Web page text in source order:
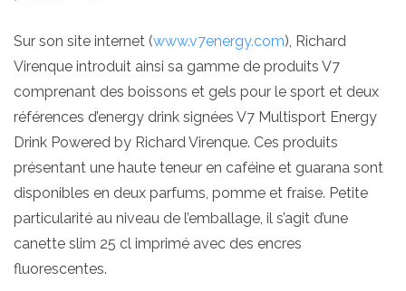
Sur son site internet (www.v7energy.com), Richard
Virenque introduit ainsi sa gamme de produits V7
comprenant des boissons et gels pour le sport et deux
références d’energy drink signées V7 Multisport Energy
Drink Powered by Richard Virenque. Ces produits
présentant une haute teneur en caféine et guarana sont
disponibles en deux parfums, pomme et fraise. Petite
particularité au niveau de l’emballage, il s’agit d’une
canette slim 25 cl imprimé avec des encres
fluorescentes.